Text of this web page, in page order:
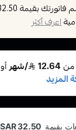
فاتورتك بقيمة32.50
اعرف أكثر